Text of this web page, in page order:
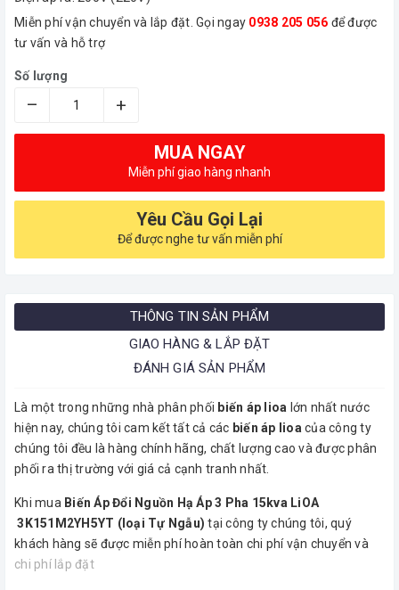
Miễn phí vận chuyển và lắp đặt. Gọi ngay 0938 205 056 để được
tư vấn và hỗ trợ
Số lượng
– +
MUA NGAY
Miễn phí giao hàng nhanh
Yêu Cầu Gọi Lại
Để được nghe tư vấn miễn phí
THÔNG TIN SẢN PHẨM
GIAO HÀNG & LẮP ĐẶT
ĐÁNH GIÁ SẢN PHẨM
Là một trong những nhà phân phối biến áp lioa lớn nhất nước
hiện nay, chúng tôi cam kết tất cả các biến áp lioa của công ty
chúng tôi đều là hàng chính hãng, chất lượng cao và được phân
phối ra thị trường với giá cả cạnh tranh nhất.
Khi mua Biến Áp Đổi Nguồn Hạ Áp 3 Pha 15kva LiOA
3K151M2YH5YT (loại Tự Ngẫu)tại công ty chúng tôi, quý
khách hàng sẽ được miễn phí hoàn toàn chi phí vận chuyển và
chi phí lắp đặt